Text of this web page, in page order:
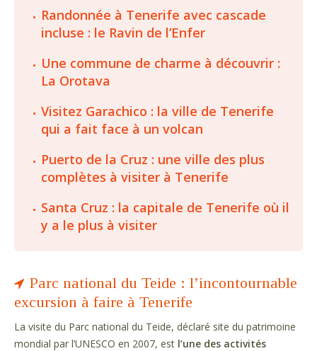
Randonnée à Tenerife avec cascade
incluse : le Ravin de l’Enfer
Une commune de charme à découvrir :
La Orotava
Visitez Garachico : la ville de Tenerife
qui a fait face à un volcan
Puerto de la Cruz : une ville des plus
complètes à visiter à Tenerife
Santa Cruz : la capitale de Tenerife où il
y a le plus à visiter
Parc national du Teide : l’incontournable
excursion à faire à Tenerife
La visite du Parc national du Teide, déclaré site du patrimoine
mondial par l’UNESCO en 2007, est l’une des activités